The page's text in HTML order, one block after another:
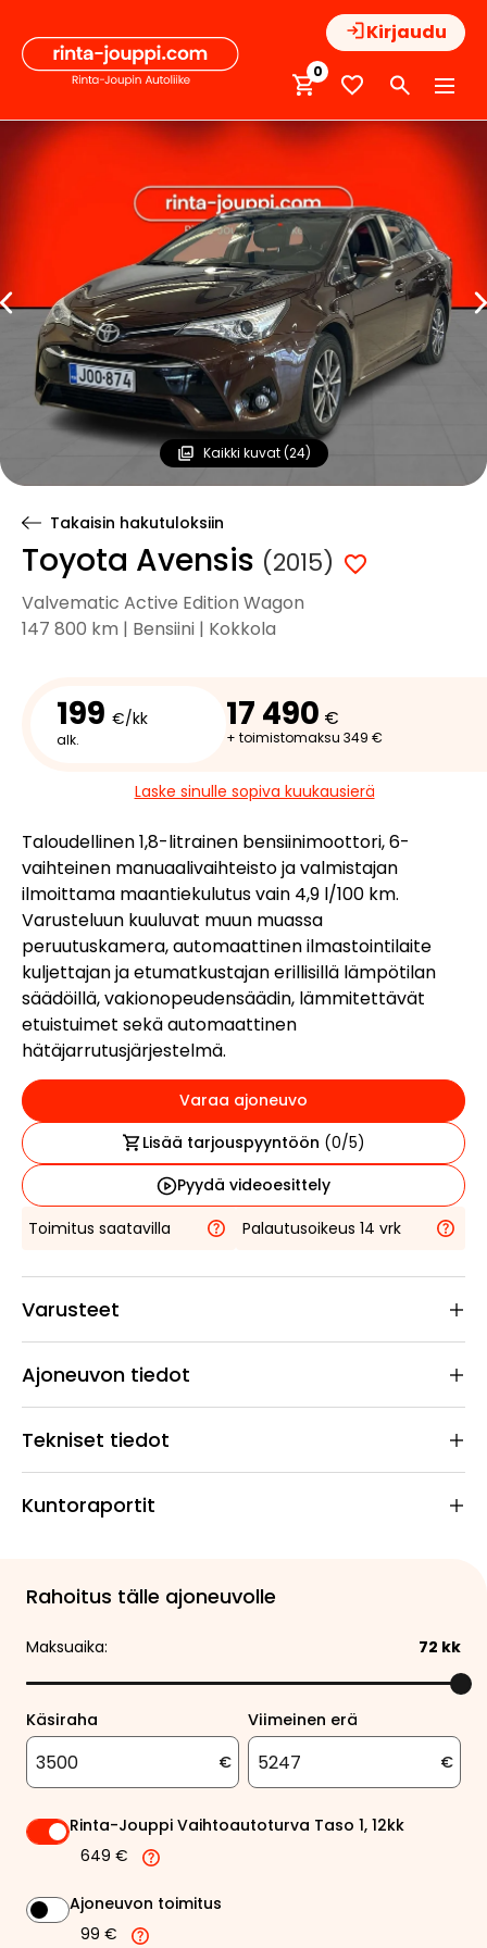
sisältöön
Kirjaudu
0
Kaikki kuvat (24)
Takaisin hakutuloksiin
Toyota Avensis (2015)
Valvematic Active Edition Wagon
147 800 km | Bensiini | Kokkola
199 €/kk
alk.
17 490 €
+ toimistomaksu 349 €
Laske sinulle sopiva kuukausierä
Taloudellinen 1,8-litrainen bensiinimoottori, 6-
vaihteinen manuaalivaihteisto ja valmistajan
ilmoittama maantiekulutus vain 4,9 l/100 km.
Varusteluun kuuluvat muun muassa
peruutuskamera, automaattinen ilmastointilaite
kuljettajan ja etumatkustajan erillisillä lämpötilan
säädöillä, vakionopeudensäädin, lämmitettävät
etuistuimet sekä automaattinen
hätäjarrutusjärjestelmä.
Varaa ajoneuvo
Lisää tarjouspyyntöön (0/5)
Pyydä videoesittely
Toimitus saatavilla
Palautusoikeus 14 vrk
Varusteet
Ajoneuvon tiedot
Tekniset tiedot
Kuntoraportit
Rahoitus tälle ajoneuvolle
Maksuaika: 72 kk
Käsiraha
€
Viimeinen erä
€
Rinta-Jouppi Vaihtoautoturva Taso 1, 12kk
649 €
Ajoneuvon toimitus
99 €